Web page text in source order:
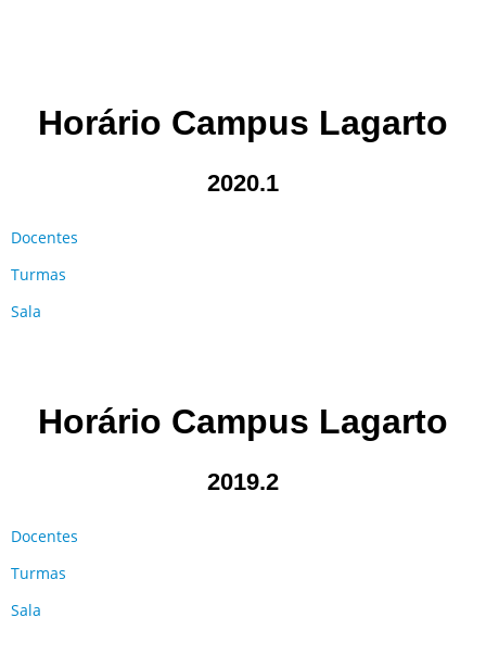
Horário Campus Lagarto
2020.1
Docentes
Turmas
Sala
Horário Campus Lagarto
2019.2
Docentes
Turmas
Sala